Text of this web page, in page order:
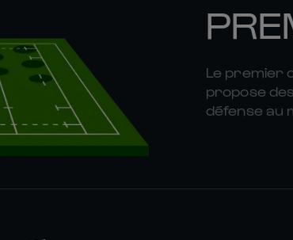
Le premier
propose
défense au